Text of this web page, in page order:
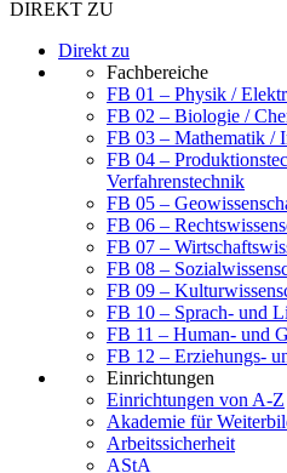
DIREKT ZU
Direkt zu
Fachbereiche
FB 01 – Physik /
FB 02 – Biologie /
FB 03 – Mathematik /
FB 04 –
Verfahrenstechnik
FB 05 –
FB 06 –
FB 07 –
FB 08 –
FB 09 –
FB 10 – Sprach- und
FB 11 – Human- und
FB 12 – Erziehungs-
Einrichtungen
Einrichtungen von A-Z
Akademie für
Arbeitssicherheit
AStA